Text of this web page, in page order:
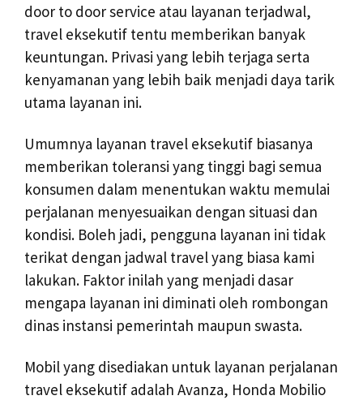
door to door service atau layanan terjadwal,
travel eksekutif tentu memberikan banyak
keuntungan. Privasi yang lebih terjaga serta
kenyamanan yang lebih baik menjadi daya tarik
utama layanan ini.
Umumnya layanan travel eksekutif biasanya
memberikan toleransi yang tinggi bagi semua
konsumen dalam menentukan waktu memulai
perjalanan menyesuaikan dengan situasi dan
kondisi. Boleh jadi, pengguna layanan ini tidak
terikat dengan jadwal travel yang biasa kami
lakukan. Faktor inilah yang menjadi dasar
mengapa layanan ini diminati oleh rombongan
dinas instansi pemerintah maupun swasta.
Mobil yang disediakan untuk layanan perjalanan
travel eksekutif adalah Avanza, Honda Mobilio